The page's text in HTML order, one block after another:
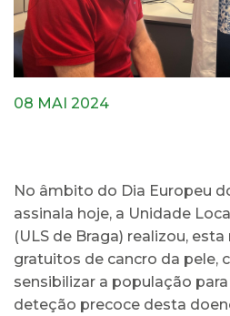
08 MAI 2024
No âmbito do Dia Europeu
assinala hoje, a Unidade
(ULS de Braga) realizou,
gratuitos de cancro da pele,
sensibilizar a população
deteção precoce desta